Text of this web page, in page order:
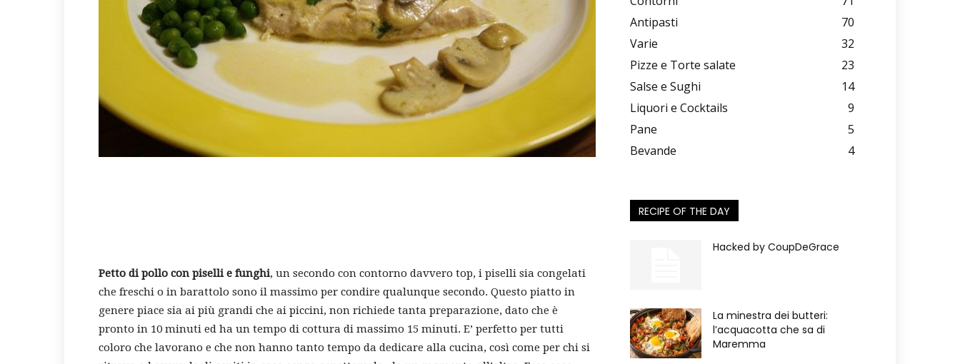
Petto di pollo con piselli e funghi, un secondo con contorno davvero top, i piselli sia congelati
che freschi o in barattolo sono il massimo per condire qualunque secondo. Questo piatto in
genere piace sia ai più grandi che ai piccini, non richiede tanta preparazione, dato che è
pronto in 10 minuti ed ha un tempo di cottura di massimo 15 minuti. E’ perfetto per tutti
coloro che lavorano e che non hanno tanto tempo da dedicare alla cucina, così come per chi si
Antipasti
70
Varie
32
Pizze e Torte salate
23
Salse e Sughi
14
Liquori e Cocktails
9
Pane
5
Bevande
4
RECIPE OF THE DAY
Hacked by CoupDeGrace
La minestra dei butteri:
l’acquacotta che sa di
Maremma